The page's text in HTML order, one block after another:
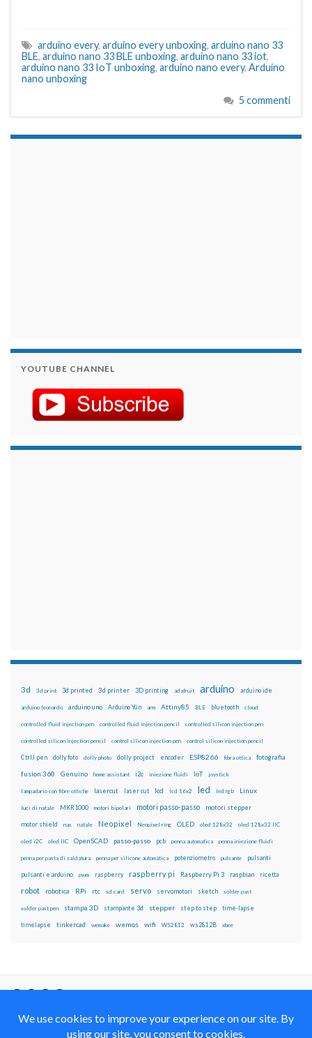
arduino every, arduino every unboxing, arduino nano 33
BLE, arduino nano 33 BLE unboxing, arduino nano 33 iot,
arduino nano 33 IoT unboxing, arduino nano every, Arduino
nano unboxing
5 commenti
YOUTUBE CHANNEL
3d 3d print 3d printed 3d printer 3D printing adafruit arduino arduino ide
arduino leonardo arduino uno Arduino Yún arm Attiny85 BLE bluetooth cloud
controlled fluid injection pen controlled fluid injection pencil controlled silicon injection pen
controlled silicon injection pencil control silicon injection pen control silicon injection pencil
CtrlJ pen dolly foto dolly photo dolly project encoder ESP8266 fibra ottica fotografia
fusion 360 Genuino home assistant i2c iniezione fluidi IoT joystick
lampadario con fibre ottiche lasercut laser cut lcd lcd 16x2 led led rgb Linux
luci di natale MKR1000 motori bipolari motori passo-passo motori stepper
motor shield nas natale Neopixel Neopixel ring OLED oled 128x32 oled 128x32 IIC
oled i2C oled IIC OpenSCAD passo-passo pcb penna automatica penna iniezione fluidi
penna per pasta di saldatura penna per silicone automatica potenziometro pulsante pulsanti
pulsanti e arduino pwm raspberry raspberry pi Raspberry Pi 3 raspbian ricetta
robot robotica RPi rtc sd card servo servomotori sketch solder past
solder past pen stampa 3D stampante 3d stepper step to step time-lapse
timelapse tinkercad wemake wemos wifi WS2812 ws2812B xbee
Alike 4.0 International